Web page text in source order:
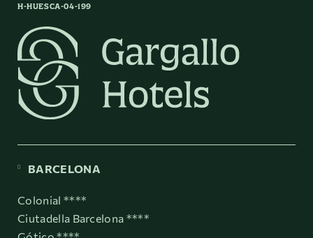
H-HUESCA-04-199
BARCELONA
Colonial ****
Ciutadella Barcelona ****